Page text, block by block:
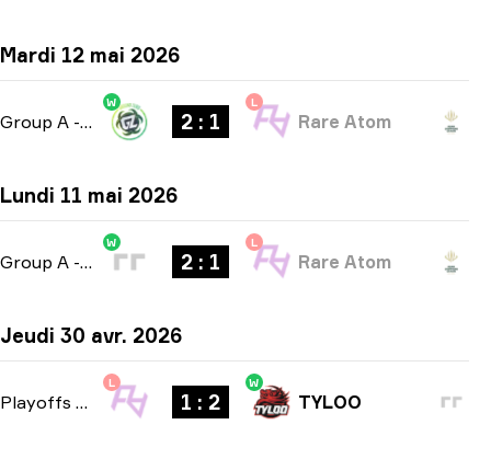
Mardi 12 mai 2026
Group A - bo3
W
2 : 1
L
Rare Atom
Lundi 11 mai 2026
Group A - bo3
W
2 : 1
L
Rare Atom
Jeudi 30 avr. 2026
Playoffs bo3
L
1 : 2
W
TYLOO